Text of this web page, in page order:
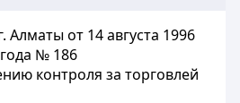
Алматы от 14 августа 1996
года № 186
контроля за торговлей